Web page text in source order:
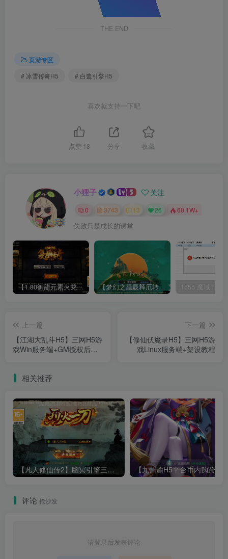
THE END
页游专区
# 冰雪传奇H5
# 白鹭引擎H5
喜欢就支持一下吧
点赞 13 分享 收藏
小狸子 关注
0 3743 13 26 60.1W+
失败只是成长的课堂
【1.80御龍元素火龙[摸摸登陆器]】战神引擎WIN服务端+GM工具+充值后台+双端+架设教程 【梦幻之星辰释厄转尊享挂机版】MT3换皮梦幻西游Linux服务端+GM后台+双端+源码+架设教程
上一篇
【江湖大乱斗H5】三网H5游
戏Win服务端+GM授权后台
下一篇
【修仙伏魔录H5】三网H5游
戏Linux服务端+架设教程
相关推荐
【凡人修仙传2】幽冥引擎三网H5游戏Win服务端+全套表+全套源码+运营管理后台+安卓+架设教程
评论 抢沙发
请登录后发表评论